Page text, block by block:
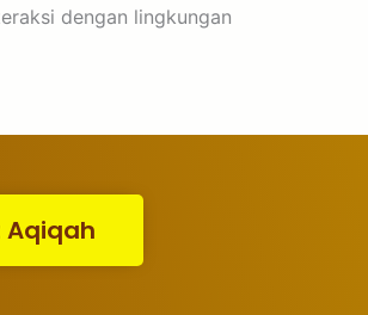
dengan lingkungan
Aqiqah